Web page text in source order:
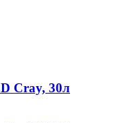
Cray, 30л